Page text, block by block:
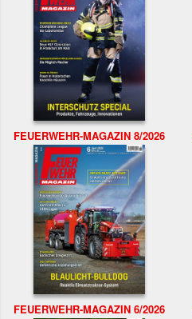
FEUERWEHR-MAGAZIN 8/2026
FEUERWEHR-MAGAZIN 6/2026